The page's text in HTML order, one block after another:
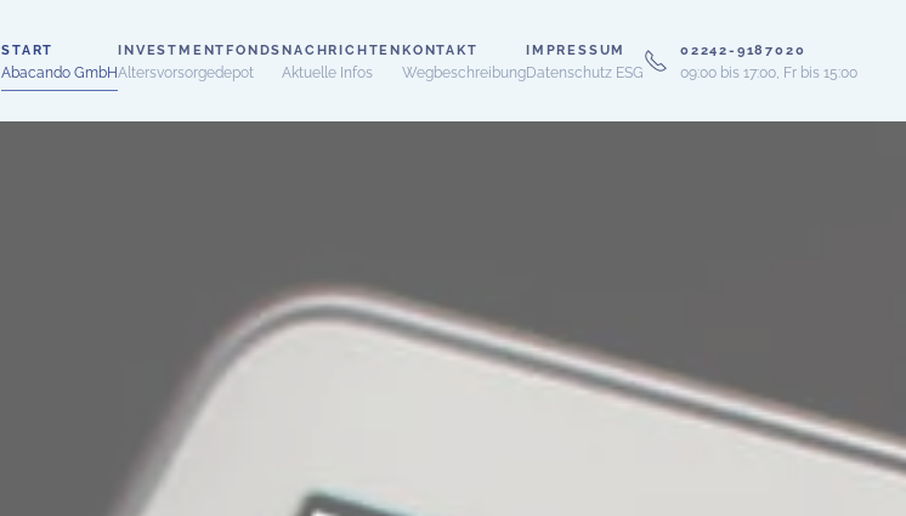
START
Abacando GmbH
INVESTMENTFONDS
Altersvorsorgedepot
NACHRICHTEN
Aktuelle Infos
KONTAKT
Wegbeschreibung
IMPRESSUM
Datenschutz ESG
02242-9187020
09:00 bis 17:00, Fr bis 15:00